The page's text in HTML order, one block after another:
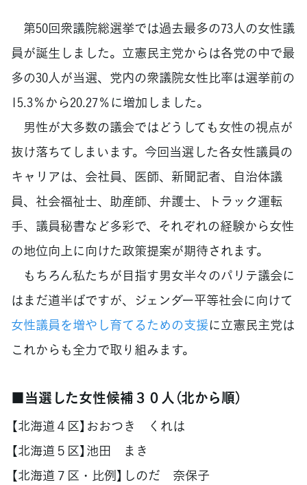
第50回衆議院総選挙では過去最多の73人の女性議
員が誕生しました。立憲民主党からは各党の中で最
多の30人が当選、党内の衆議院女性比率は選挙前の
15.3％から20.27％に増加しました。
男性が大多数の議会ではどうしても女性の視点が
抜け落ちてしまいます。今回当選した各女性議員の
キャリアは、会社員、医師、新聞記者、自治体議
員、社会福祉士、助産師、弁護士、トラック運転
手、議員秘書など多彩で、それぞれの経験から女性
の地位向上に向けた政策提案が期待されます。
もちろん私たちが目指す男女半々のパリテ議会に
はまだ道半ばですが、ジェンダー平等社会に向けて
女性議員を増やし育てるための支援に立憲民主党は
これからも全力で取り組みます。
■当選した女性候補３０人（北から順）
【北海道４区】おおつき くれは
【北海道５区】池田 まき
【北海道７区・比例】しのだ 奈保子